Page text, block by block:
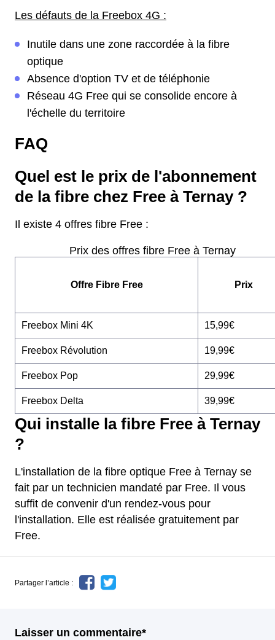
Les défauts de la Freebox 4G :
Inutile dans une zone raccordée à la fibre
optique
Absence d'option TV et de téléphonie
Réseau 4G Free qui se consolide encore à
l'échelle du territoire
FAQ
Quel est le prix de l'abonnement
de la fibre chez Free à Ternay ?
Il existe 4 offres fibre Free :
Prix des offres fibre Free à Ternay
Offre Fibre Free Prix
Freebox Mini 4K 15,99€
Freebox Révolution 19,99€
Freebox Pop 29,99€
Freebox Delta 39,99€
Qui installe la fibre Free à Ternay
?
L'installation de la fibre optique Free à Ternay se
fait par un technicien mandaté par Free. Il vous
suffit de convenir d'un rendez-vous pour
l'installation. Elle est réalisée gratuitement par
Free.
Partager l’article :
Laisser un commentaire*